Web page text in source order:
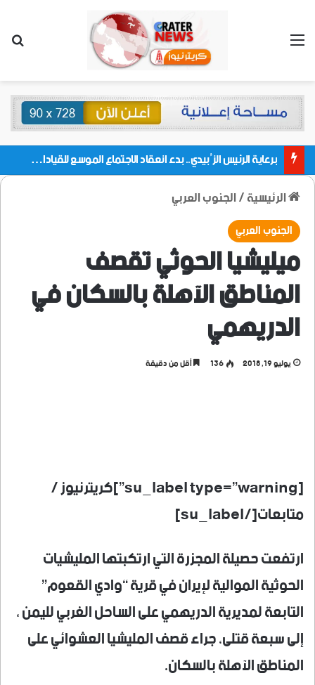
القائمة
برعاية الرئيس الزُبيدي.. بدء انعقاد الاجتماع الموسع للقيادات المحلية بالعاصمة ولمديريات وكتل مجلس العموم ومنسقيات الجامعة بالعاصمة عدن
الرئيسية/الجنوب العربي
الجنوب العربي
ميليشيا الحوثي تقصف
المناطق الآهلة بالسكان في
الدريهمي
يوليو 19, 2018 136 أقل من دقيقة
[su_label type=”warning”]كريترنيوز /
متابعات[/su_label]
ارتفعت حصيلة المجزرة التي ارتكبتها المليشيات
الحوثية الموالية لإيران في قرية “وادي القعوم”
التابعة لمديرية الدريهمي على الساحل الغربي لليمن ،
إلى سبعة قتلى، جراء قصف المليشيا العشوائي على
المناطق الآهلة بالسكان.